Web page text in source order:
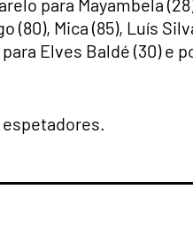
para Mayambela
(80), Mica (85), Luís
Elves Baldé (30) e
espetadores.